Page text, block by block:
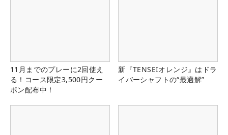
11月までのプレーに2回使え
る！コース限定3,500円クー
ポン配布中！
新『TENSEIオレンジ』はドラ
イバーシャフトの“最適解”